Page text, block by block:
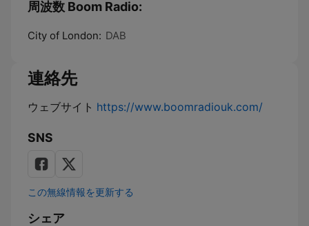
周波数 Boom Radio:
City of London: DAB
連絡先
ウェブサイト https://www.boomradiouk.com/
SNS
この無線情報を更新する
シェア